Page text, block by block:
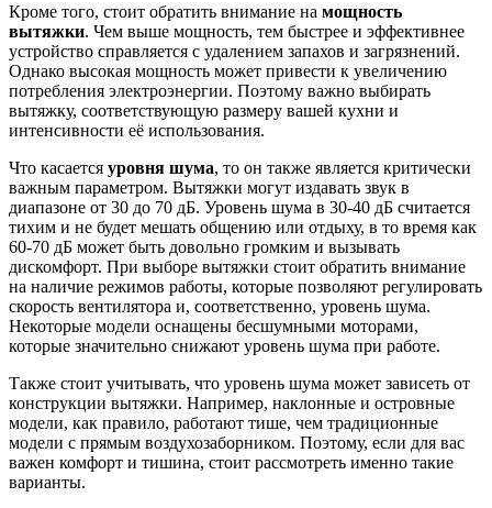
Кроме того, стоит обратить внимание на мощность
вытяжки. Чем выше мощность, тем быстрее и эффективнее
устройство справляется с удалением запахов и загрязнений.
Однако высокая мощность может привести к увеличению
потребления электроэнергии. Поэтому важно выбирать
вытяжку, соответствующую размеру вашей кухни и
интенсивности её использования.
Что касается уровня шума, то он также является критически
важным параметром. Вытяжки могут издавать звук в
диапазоне от 30 до 70 дБ. Уровень шума в 30-40 дБ считается
тихим и не будет мешать общению или отдыху, в то время как
60-70 дБ может быть довольно громким и вызывать
дискомфорт. При выборе вытяжки стоит обратить внимание
на наличие режимов работы, которые позволяют регулировать
скорость вентилятора и, соответственно, уровень шума.
Некоторые модели оснащены бесшумными моторами,
которые значительно снижают уровень шума при работе.
Также стоит учитывать, что уровень шума может зависеть от
конструкции вытяжки. Например, наклонные и островные
модели, как правило, работают тише, чем традиционные
модели с прямым воздухозаборником. Поэтому, если для вас
важен комфорт и тишина, стоит рассмотреть именно такие
варианты.